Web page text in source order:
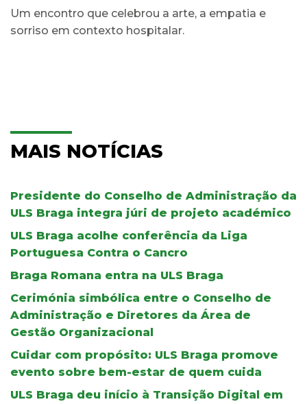
Um encontro que celebrou a arte, a empatia e
sorriso em contexto hospitalar.
MAIS NOTÍCIAS
Presidente do Conselho de Administração da
ULS Braga integra júri de projeto académico
ULS Braga acolhe conferência da Liga
Portuguesa Contra o Cancro
Braga Romana entra na ULS Braga
Cerimónia simbólica entre o Conselho de
Administração e Diretores da Área de
Gestão Organizacional
Cuidar com propósito: ULS Braga promove
evento sobre bem-estar de quem cuida
ULS Braga deu início à Transição Digital em